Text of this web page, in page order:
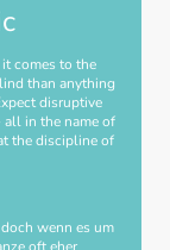
comes to the
than anything
disruptive
in the name of
the discipline of
wenn es um
oft eher